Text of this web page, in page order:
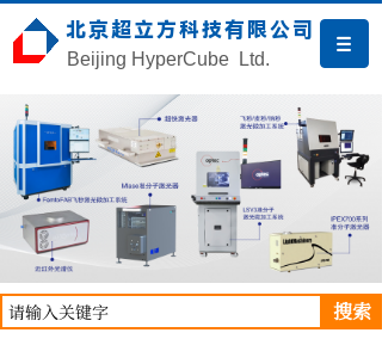
北京超立方科技有限公司
Beijing HyperCube Ltd.
搜索